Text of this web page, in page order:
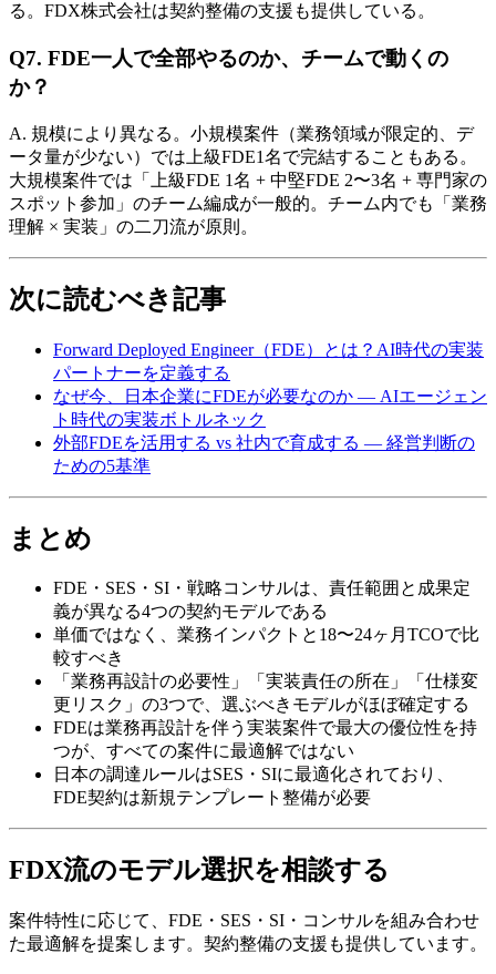
る。​FDX株式会社は​契約整備の​支援も​提供している。
Q7. FDE一人で​​全部​​やるのか、​​チームで​​動くの
か？
A. 規模に​より​異なる。​小規模案件​（業務領域が​限定的、​デ
ータ量が​少ない）では​上級FDE1名で​完結する​こともある。​
大規模案件では​「上級FDE 1名 + 中堅FDE 2〜3名 + 専門家の​
スポット参加」の​チーム編成が​一般的。​チーム内でも​「業務
理解 × 実装」の​二刀流が​原則。
次に​​読むべき記事
Forward Deployed Engineer​（FDE）とは？​AI時代の​実装
パートナーを​定義する
な​ぜ今、​日本企業に​FDEが​必要なのか — AIエージェン
ト時代の​実装ボトルネック
外部​FDEを​活用する​ vs 社内で​育成する​ — 経営判断の​
ための​5基準
まとめ
FDE・SES・SI・戦略コンサルは、​責任範囲と​成果定
義が​異なる​4つの​契約モデルである
単価ではなく、​業務インパクトと​18〜24ヶ月TCOで​比
較すべき
「業務再設計の​必要性」​「実装責任の​所在」​「仕様変
更リスク」の​3つで、​選ぶべきモデルが​ほぼ確定する
FDEは​業務再設計を​伴う​実装案件で​最大の​優位性を​持
つが、​すべての​案件に​最適解ではない
日本の​調達ルールは​SES・SIに​最適化されており、​
FDE契約は​新規テンプレート整備が​必要
FDX流の​​モデル選択を​​相談する
案​件特性に​応じて、​FDE・SES・SI・コンサルを​組み合わせ
た​最適解を​提案します。​契約整備の​支援も​提供しています。